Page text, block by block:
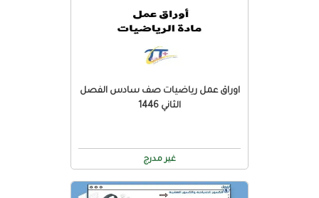
اوراق عمل رياضيات صف سادس الفصل
الثاني 1446
غير مدرج